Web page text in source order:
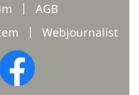
AGB
Webjournalist